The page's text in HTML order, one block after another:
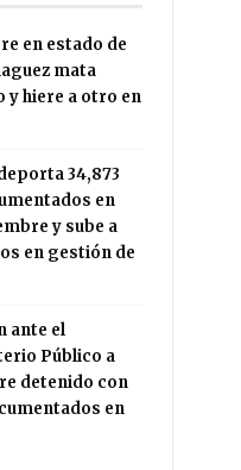
en estado de
mata
y hiere a otro en
34,873
en
y sube a
en gestión de
ante el
Público a
detenido con
en